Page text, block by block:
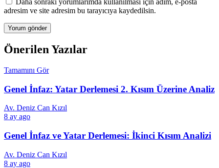
Daha sonraki yorumlarımda kullanılması için adım, e-posta
adresim ve site adresim bu tarayıcıya kaydedilsin.
Önerilen Yazılar
Tamamını Gör
Genel İnfaz: Yatar Derlemesi 2. Kısım Üzerine Analiz
Av. Deniz Can Kızıl
8 ay ago
Genel İnfaz ve Yatar Derlemesi: İkinci Kısım Analizi
Av. Deniz Can Kızıl
8 ay ago